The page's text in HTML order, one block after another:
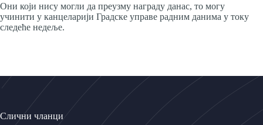
Они који нису могли да преузму награду данас, то могу
учинити у канцеларији Градске управе радним данима у току
следеће недеље.
Слични чланци